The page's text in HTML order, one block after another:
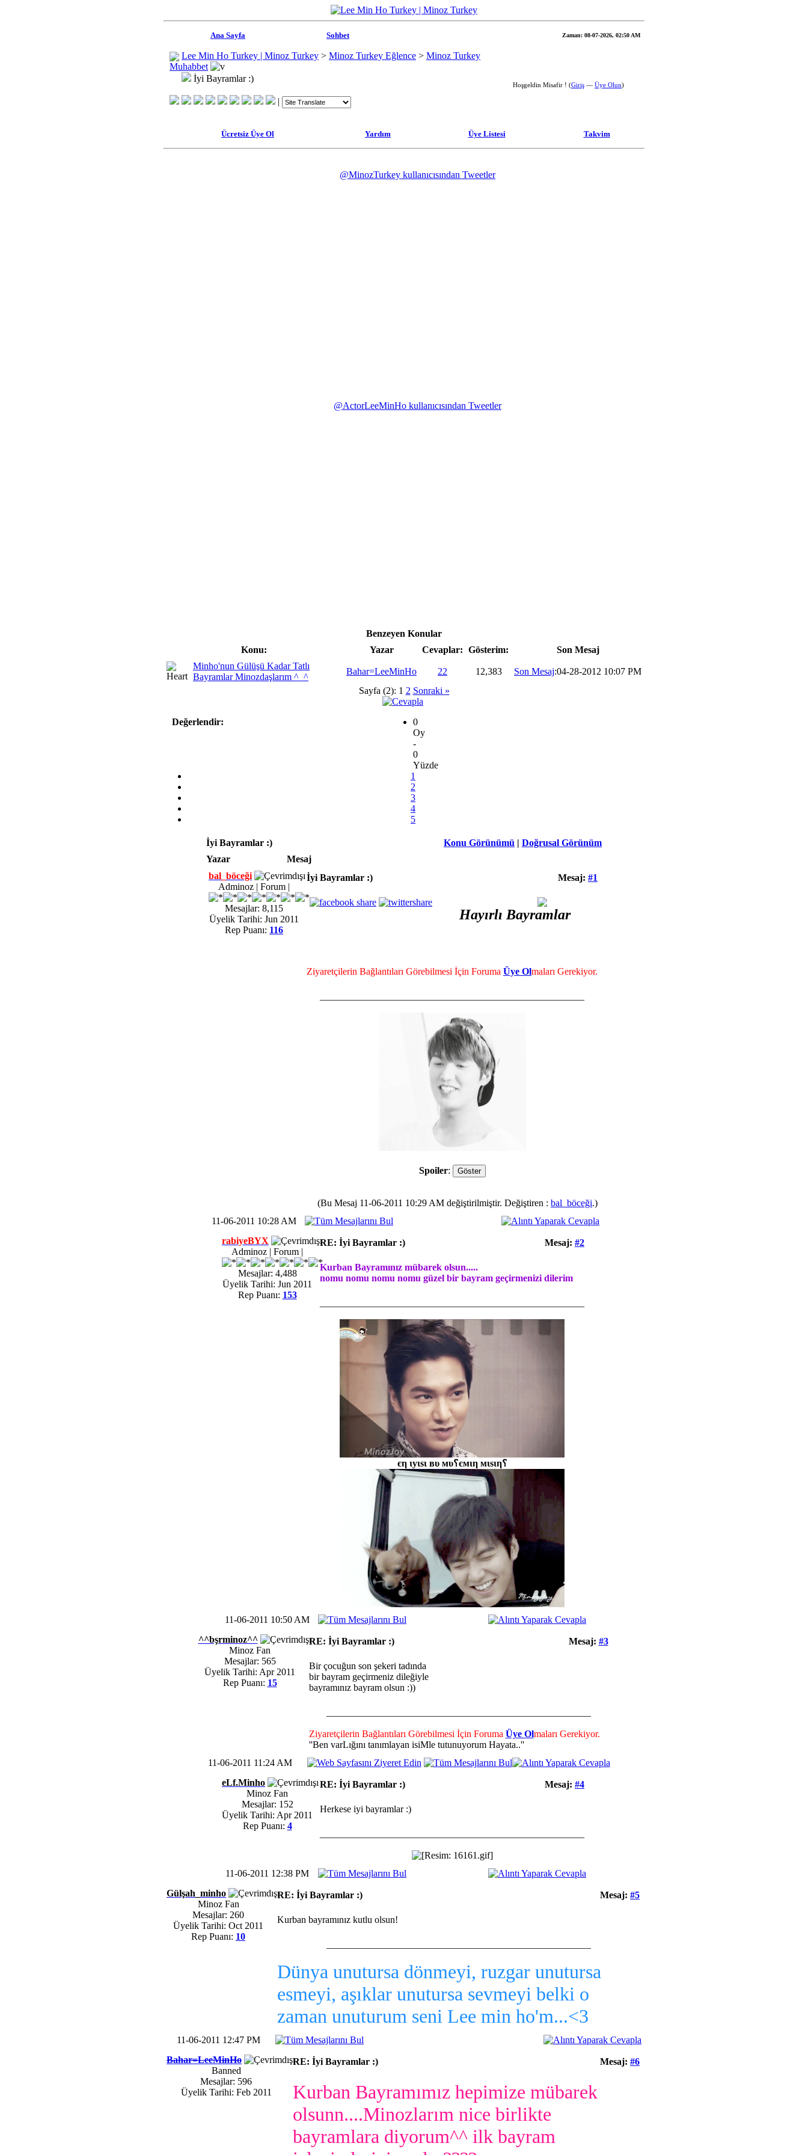
Ana Sayfa Sohbet Zaman: 08-07-2026, 02:50 AM
Lee Min Ho Turkey | Minoz Turkey > Minoz Turkey Eğlence > Minoz Turkey
Muhabbet
İyi Bayramlar :)
|
Hoşgeldin Misafir ! (Giriş — Üye Olun)
Ücretsiz Üye Ol Yardım Üye Listesi Takvim
@MinozTurkey kullanıcısından Tweetler
@ActorLeeMinHo kullanıcısından Tweetler
Benzeyen Konular
Konu:
Yazar Cevaplar: Gösterim:
Son Mesaj
Minho'nun Gülüşü Kadar Tatlı
Bayramlar Minozdaşlarım ^_^
Bahar=LeeMinHo 22 12,383 Son Mesaj:04-28-2012 10:07 PM
Sayfa (2): 1 2 Sonraki »
Değerlendir:
0
Oy
-
0
Yüzde
1
2
3
4
5
Konu Görünümü | Doğrusal Görünüm
İyi Bayramlar :)
Yazar
Mesaj
bal_böceği
Adminoz | Forum |
Mesajlar: 8,115
Üyelik Tarihi: Jun 2011
Rep Puanı: 116
Mesaj: #1
İyi Bayramlar :)
Hayırlı Bayramlar
Ziyaretçilerin Bağlantıları Görebilmesi İçin Foruma Üye Olmaları Gerekiyor.
Spoiler:
(Bu Mesaj 11-06-2011 10:29 AM değiştirilmiştir. Değiştiren : bal_böceği.)
11-06-2011 10:28 AM
rabiyeBYX
Adminoz | Forum |
Mesajlar: 4,488
Üyelik Tarihi: Jun 2011
Rep Puanı: 153
Mesaj: #2
RE: İyi Bayramlar :)
Kurban Bayramınız mübarek olsun.....
nomu nomu nomu nomu güzel bir bayram geçirmenizi dilerim
єη ιуιѕι вυ мυ؟ємιη мιѕιη؟
11-06-2011 10:50 AM
^^bşrminoz^^
Minoz Fan
Mesajlar: 565
Üyelik Tarihi: Apr 2011
Rep Puanı: 15
Mesaj: #3
RE: İyi Bayramlar :)
Bir çocuğun son şekeri tadında
bir bayram geçirmeniz dileğiyle
bayramınız bayram olsun :))
Ziyaretçilerin Bağlantıları Görebilmesi İçin Foruma Üye Olmaları Gerekiyor.
''Ben varLığını tanımlayan isiMle tutunuyorum Hayata..''
11-06-2011 11:24 AM
eLf.Minho
Minoz Fan
Mesajlar: 152
Üyelik Tarihi: Apr 2011
Rep Puanı: 4
Mesaj: #4
RE: İyi Bayramlar :)
Herkese iyi bayramlar :)
11-06-2011 12:38 PM
Gülşah_minho
Minoz Fan
Mesajlar: 260
Üyelik Tarihi: Oct 2011
Rep Puanı: 10
Mesaj: #5
RE: İyi Bayramlar :)
Kurban bayramınız kutlu olsun!
Dünya unutursa dönmeyi, ruzgar unutursa
esmeyi, aşıklar unutursa sevmeyi belki o
zaman unuturum seni Lee min ho'm...<3
11-06-2011 12:47 PM
Bahar=LeeMinHo
Banned
Mesajlar: 596
Üyelik Tarihi: Feb 2011
Mesaj: #6
RE: İyi Bayramlar :)
Kurban Bayramımız hepimize mübarek
olsunn....Minozlarım nice birlikte
bayramlara diyorum^^ ilk bayram